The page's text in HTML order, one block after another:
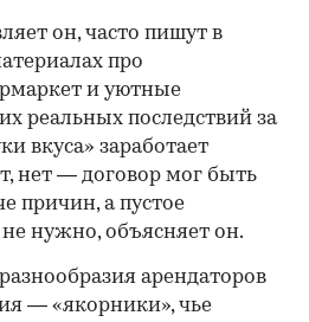
он, часто пишут в
про
и уютные
реальных последствий за
вкуса» заработает
нет — договор мог быть
причин, а пустое
нужно, объясняет он.
арендаторов
— «якорники», чье